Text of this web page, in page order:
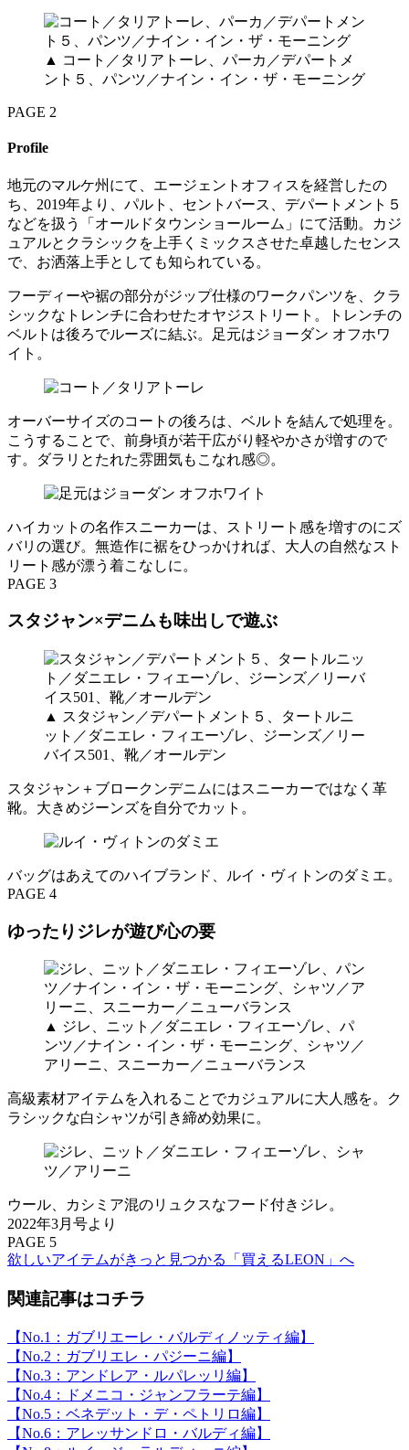
▲ コート／タリアトーレ、パーカ／デパートメ
ント５、パンツ／ナイン・イン・ザ・モーニング
PAGE 2
Profile
地元のマルケ州にて、エージェントオフィスを経営したの
ち、2019年より、パルト、セントバース、デパートメント５
などを扱う「オールドタウンショールーム」にて活動。カジ
ュアルとクラシックを上手くミックスさせた卓越したセンス
で、お洒落上手としても知られている。
フーディーや裾の部分がジップ仕様のワークパンツを、クラ
シックなトレンチに合わせたオヤジストリート。トレンチの
ベルトは後ろでルーズに結ぶ。足元はジョーダン オフホワ
イト。
オーバーサイズのコートの後ろは、ベルトを結んで処理を。
こうすることで、前身頃が若干広がり軽やかさが増すので
す。ダラリとたれた雰囲気もこなれ感◎。
ハイカットの名作スニーカーは、ストリート感を増すのにズ
バリの選び。無造作に裾をひっかければ、大人の自然なスト
リート感が漂う着こなしに。
PAGE 3
スタジャン×デニムも味出しで遊ぶ
▲ スタジャン／デパートメント５、タートルニ
ット／ダニエレ・フィエーゾレ、ジーンズ／リー
バイス501、靴／オールデン
スタジャン＋ブロークンデニムにはスニーカーではなく革
靴。大きめジーンズを自分でカット。
バッグはあえてのハイブランド、ルイ・ヴィトンのダミエ。
PAGE 4
ゆったりジレが遊び心の要
▲ ジレ、ニット／ダニエレ・フィエーゾレ、パ
ンツ／ナイン・イン・ザ・モーニング、シャツ／
アリーニ、スニーカー／ニューバランス
高級素材アイテムを入れることでカジュアルに大人感を。ク
ラシックな白シャツが引き締め効果に。
ウール、カシミア混のリュクスなフード付きジレ。
2022年3月号より
PAGE 5
欲しいアイテムがきっと見つかる「買えるLEON」へ
関連記事はコチラ
【No.1：ガブリエーレ・バルディノッティ編】
【No.2：ガブリエレ・パジーニ編】
【No.3：アンドレア・ルパレッリ編】
【No.4：ドメニコ・ジャンフラーテ編】
【No.5：ベネデット・デ・ペトリロ編】
【No.6：アレッサンドロ・バルディ編】